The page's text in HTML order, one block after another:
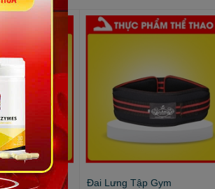
Đai Lưng Tập Gym